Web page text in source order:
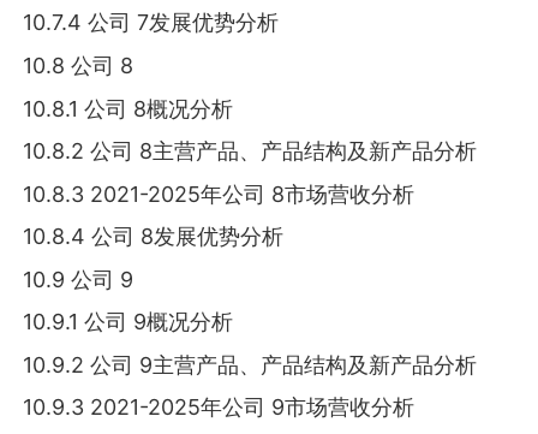
10.7.4 公司 7发展优势分析
10.8 公司 8
10.8.1 公司 8概况分析
10.8.2 公司 8主营产品、产品结构及新产品分析
10.8.3 2021-2025年公司 8市场营收分析
10.8.4 公司 8发展优势分析
10.9 公司 9
10.9.1 公司 9概况分析
10.9.2 公司 9主营产品、产品结构及新产品分析
10.9.3 2021-2025年公司 9市场营收分析